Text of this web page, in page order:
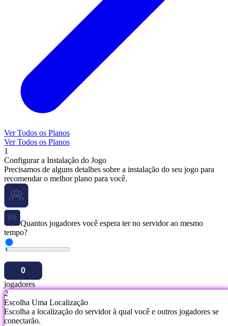
Ver Todos os Planos
Ver Todos os Planos
1
Configurar a Instalação do Jogo
Precisamos de alguns detalhes sobre a instalação do seu jogo para
recomendar o melhor plano para você.
Quantos jogadores você espera ter no servidor ao mesmo
tempo?
jogadores
2
Escolha Uma Localização
Escolha a localização do servidor à qual você e outros jogadores se
conectarão.